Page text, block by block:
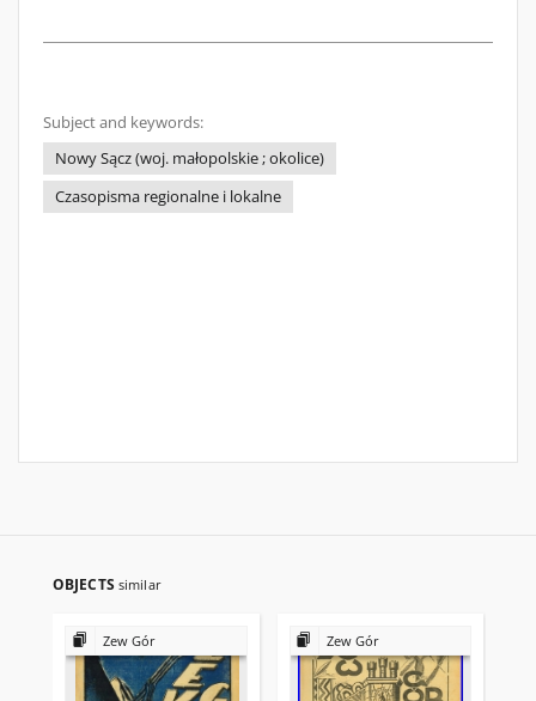
Subject and keywords:
Nowy Sącz (woj. małopolskie ; okolice)
Czasopisma regionalne i lokalne
OBJECTS similar
Zew Gór Zew Gór